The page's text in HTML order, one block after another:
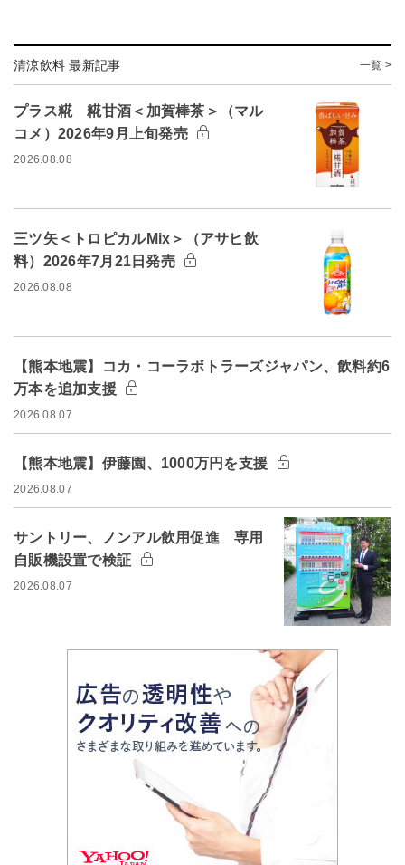
清涼飲料 最新記事 一覧 >
プラス糀 糀甘酒＜加賀棒茶＞（マル
コメ）2026年9月上旬発売
2026.08.08
三ツ矢＜トロピカルMix＞（アサヒ飲
料）2026年7月21日発売
2026.08.08
【熊本地震】コカ・コーラボトラーズジャパン、飲料約6
万本を追加支援
2026.08.07
【熊本地震】伊藤園、1000万円を支援
2026.08.07
サントリー、ノンアル飲用促進 専用
自販機設置で検証
2026.08.07